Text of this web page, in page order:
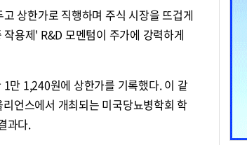
상한가로 직행하며 주식 시장을 뜨겁게
용제' R&D 모멘텀이 주가에 강력하게
만 1,240원에 상한가를 기록했다. 이 같
언스에서 개최되는 미국당뇨병학회 학
과다.